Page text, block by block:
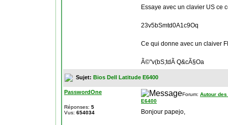
Essaye avec un clavier US ce
23v5bSmtd0A1c9Oq
Ce qui donne avec un claiver
Ã©"v(bS;tdÃ Q&cÃ§Oa
Sujet: Bios Dell Latitude E6400
PasswordOne
Réponses: 5
Vus: 654034
Forum: Autour
E6400
Bonjour papejo,